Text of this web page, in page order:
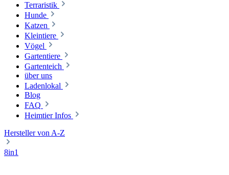
Terraristik
Hunde
Katzen
Kleintiere
Vögel
Gartentiere
Gartenteich
über uns
Ladenlokal
Blog
FAQ
Heimtier Infos
Hersteller von A-Z
8in1